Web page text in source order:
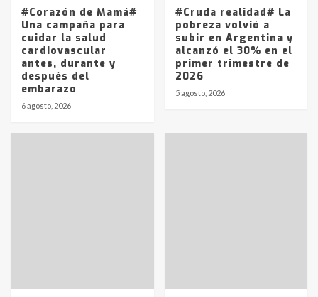
#Corazón de Mamá#
Una campaña para
cuidar la salud
cardiovascular
antes, durante y
después del
embarazo
6 agosto, 2026
#Cruda realidad# La
pobreza volvió a
subir en Argentina y
alcanzó el 30% en el
primer trimestre de
2026
5 agosto, 2026